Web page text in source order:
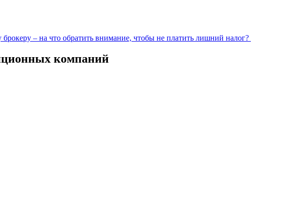
– на что обратить внимание, чтобы не платить лишний налог?
компаний